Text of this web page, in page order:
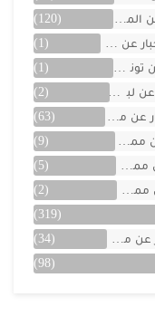
المشاهير
(120)
عن اليمن
(1)
تونس
(1)
لبنان
(2)
عن مصر
(63)
ممثلين الأجانب
(9)
ممثلين المغرب
(5)
ممثلين جزائريين
(2)
(319)
عن ممثلين لبنان
(34)
(98)